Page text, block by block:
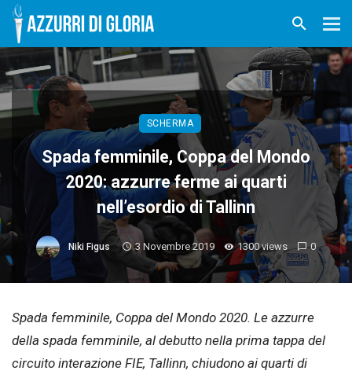
SCHERMA
Spada femminile, Coppa del Mondo
2020: azzurre ferme ai quarti
nell’esordio di Tallinn
Niki Figus 3 Novembre 2019 1300 views 0
Spada femminile, Coppa del Mondo 2020. Le azzurre
della spada femminile, al debutto nella prima tappa del
circuito interazione FIE, Tallinn, chiudono ai quarti di